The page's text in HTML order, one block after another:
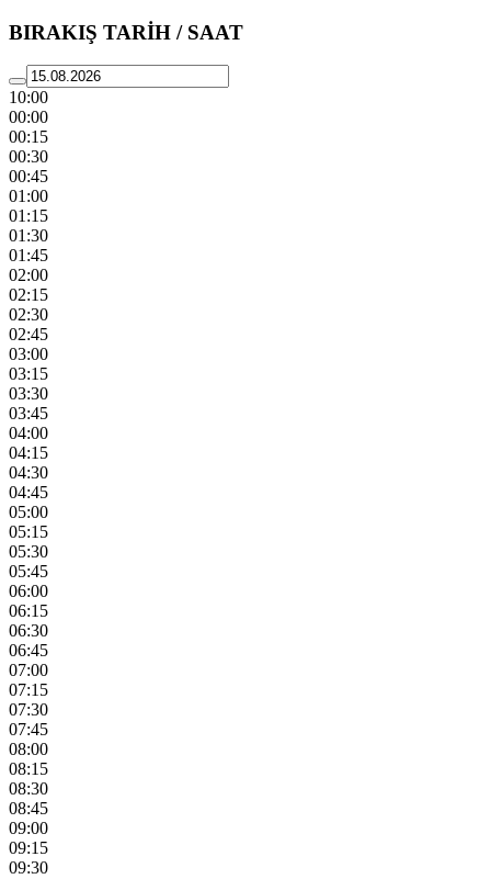
BIRAKIŞ TARİH / SAAT
10:00
00:00
00:15
00:30
00:45
01:00
01:15
01:30
01:45
02:00
02:15
02:30
02:45
03:00
03:15
03:30
03:45
04:00
04:15
04:30
04:45
05:00
05:15
05:30
05:45
06:00
06:15
06:30
06:45
07:00
07:15
07:30
07:45
08:00
08:15
08:30
08:45
09:00
09:15
09:30